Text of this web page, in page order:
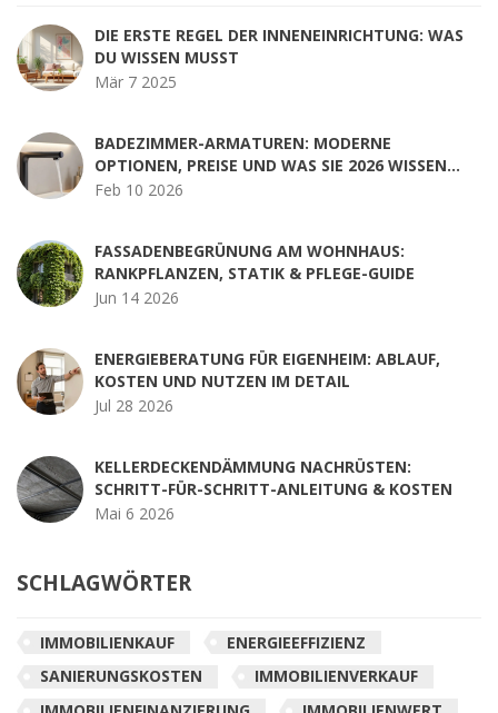
DIE ERSTE REGEL DER INNENEINRICHTUNG: WAS
DU WISSEN MUSST
Mär 7 2025
BADEZIMMER-ARMATUREN: MODERNE
OPTIONEN, PREISE UND WAS SIE 2026 WISSEN
MÜSSEN
Feb 10 2026
FASSADENBEGRÜNUNG AM WOHNHAUS:
RANKPFLANZEN, STATIK & PFLEGE-GUIDE
Jun 14 2026
ENERGIEBERATUNG FÜR EIGENHEIM: ABLAUF,
KOSTEN UND NUTZEN IM DETAIL
Jul 28 2026
KELLERDECKENDÄMMUNG NACHRÜSTEN:
SCHRITT-FÜR-SCHRITT-ANLEITUNG & KOSTEN
Mai 6 2026
SCHLAGWÖRTER
IMMOBILIENKAUF
ENERGIEEFFIZIENZ
SANIERUNGSKOSTEN
IMMOBILIENVERKAUF